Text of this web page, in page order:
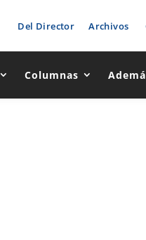
Del Director Archivos
Columnas